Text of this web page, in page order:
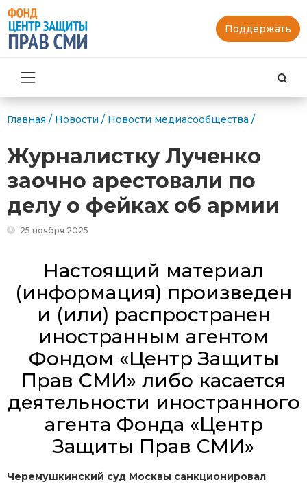
Поддержать
Главная / Новости / Новости медиасообщества /
Журналистку Лученко
заочно арестовали по
делу о фейках об армии
25 ноября 2025
Настоящий материал
(информация) произведен
и (или) распространен
иностранным агентом
Фондом «Центр Защиты
Прав СМИ» либо касается
деятельности иностранного
агента Фонда «Центр
Защиты Прав СМИ»
Черемушкинский суд Москвы санкционировал